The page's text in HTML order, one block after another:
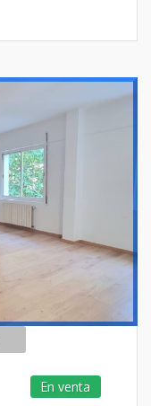
En venta